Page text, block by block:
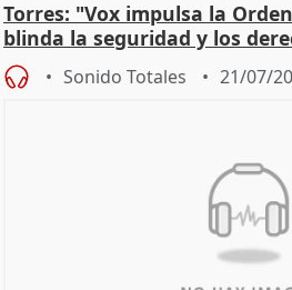
Torres: "Vox impulsa la
blinda la seguridad y los
control"
Sonido Totales 21/07/